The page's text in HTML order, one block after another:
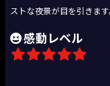
ストな夜景が目を引きま
感動レベル